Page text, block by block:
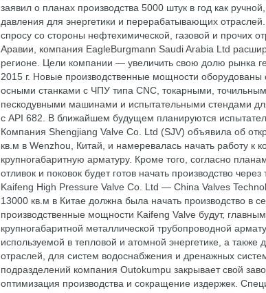
заявил о планах производства 5000 штук в год как
давления для энергетики и перерабатывающих
спросу со стороны нефтехимической, газовой и прочих
Аравии, компания EagleBurgmann Saudi Arabia Ltd
регионе. Цели компании — увеличить свою долю рынка
2015 г. Новые производственные мощности оборудованы
осными станками с ЧПУ типа CNC, токарными,
пескодувными машинами и испытательными стендами
с API 682. В ближайшем будущем планируются
Компания Shengjiang Valve Co. Ltd (SJV) объявила об
кв.м в Wenzhou, Китай, и намеревалась начать работу к
крупногабаритную арматуру. Кроме того, согласно
отливок и поковок будет готов начать производство
Kaifeng High Pressure Valve Co. Ltd — China Valves
13000 кв.м в Китае должна была начать производство в
производственные мощности Kaifeng Valve будут,
крупногабаритной металлической трубопроводной
используемой в тепловой и атомной энергетике, а
отраслей, для систем водоснабжения и дренажных
подразделений компания Outokumpu закрывает свой
оптимизация производства и сокращение издержек.